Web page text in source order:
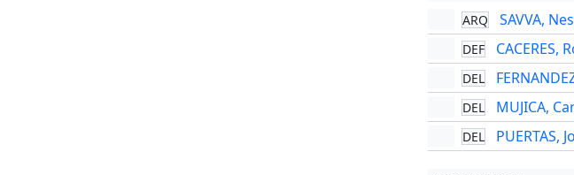
ARQ SAVVA,
DEF CACERES,
DEL
DEL MUJICA,
DEL PUERTAS,